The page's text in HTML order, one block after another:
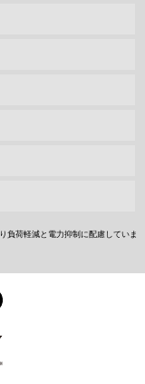
負荷軽減と電力抑制に配慮していま